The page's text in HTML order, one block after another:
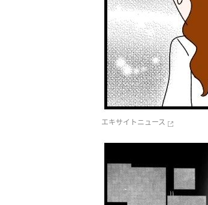
エキサイトニュース